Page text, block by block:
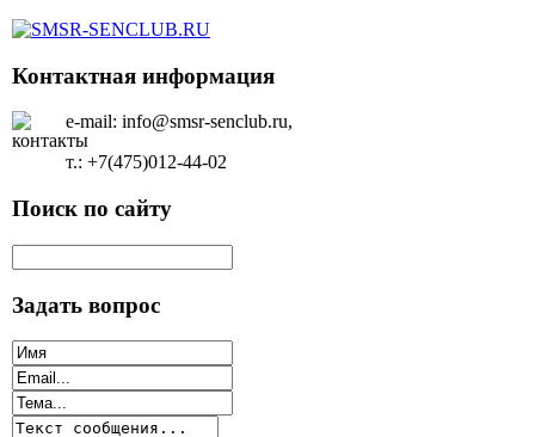
Контактная информация
e-mail: info@smsr-senclub.ru,
т.: +7(475)012-44-02
Поиск по сайту
Задать вопрос